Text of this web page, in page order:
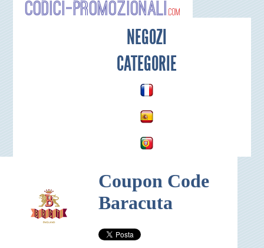
Codici-
NEGOZI
CATEGORIE
Coupon Code
Baracuta